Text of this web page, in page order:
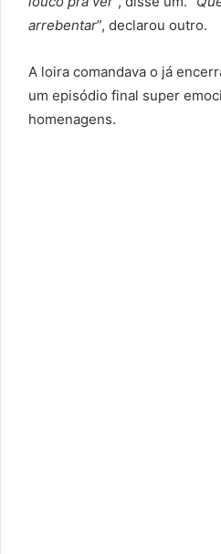
arrebentar”, declarou outro.
A loira comandava o já
um episódio final super
homenagens.